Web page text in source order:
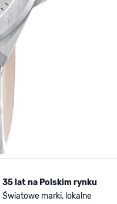
35 lat na Polskim rynku
Światowe marki, lokalne